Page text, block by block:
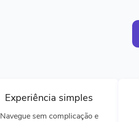
Experiência simples
Navegue sem complicação e